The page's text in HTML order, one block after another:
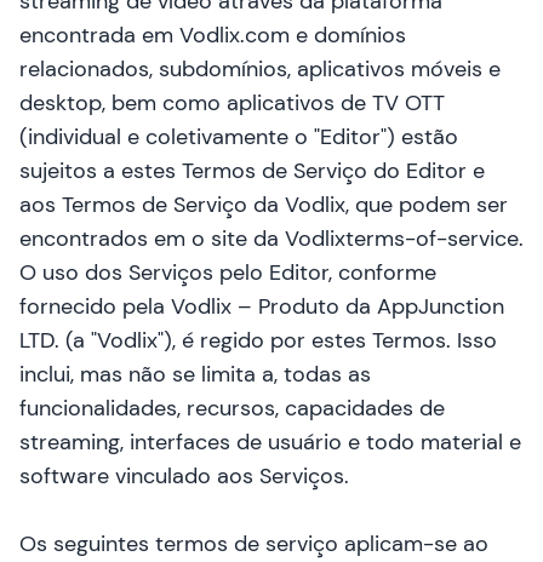
encontrada em Vodlix.com e domínios
relacionados, subdomínios, aplicativos móveis e
desktop, bem como aplicativos de TV OTT
(individual e coletivamente o "Editor") estão
sujeitos a estes Termos de Serviço do Editor e
aos Termos de Serviço da Vodlix, que podem ser
encontrados em o site da Vodlixterms-of-service.
O uso dos Serviços pelo Editor, conforme
fornecido pela Vodlix – Produto da AppJunction
LTD. (a "Vodlix"), é regido por estes Termos. Isso
inclui, mas não se limita a, todas as
funcionalidades, recursos, capacidades de
streaming, interfaces de usuário e todo material e
software vinculado aos Serviços.
Os seguintes termos de serviço aplicam-se ao